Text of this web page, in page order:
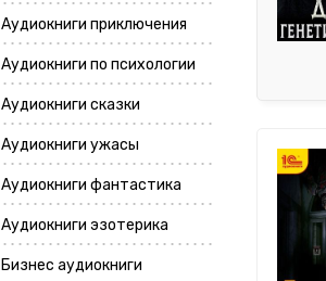
Аудиокниги приключения
Аудиокниги по психологии
Аудиокниги сказки
Аудиокниги ужасы
Аудиокниги фантастика
Аудиокниги эзотерика
Бизнес аудиокниги